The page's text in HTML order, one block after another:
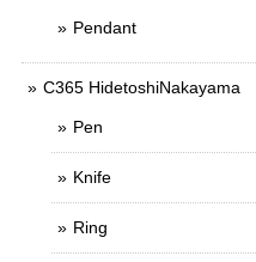
Pendant
C365 HidetoshiNakayama
Pen
Knife
Ring